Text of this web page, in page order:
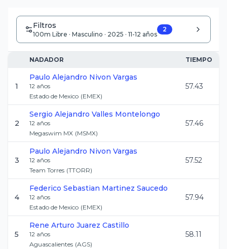
Filtros
100m Libre · Masculino · 2025 · 11-12 años
2
NADADOR TIEMPO
1
Paulo Alejandro Nivon Vargas
12 años
Estado de Mexico (EMEX)
57.43
2
Sergio Alejandro Valles Montelongo
12 años
Megaswim MX (MSMX)
57.46
3
Paulo Alejandro Nivon Vargas
12 años
Team Torres (TTORR)
57.52
4
Federico Sebastian Martinez Saucedo
12 años
Estado de Mexico (EMEX)
57.94
5
Rene Arturo Juarez Castillo
12 años
Aguascalientes (AGS)
58.11